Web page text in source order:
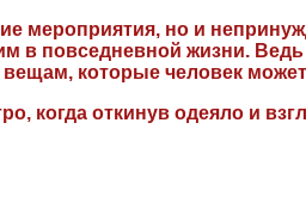
мероприятия, но и
в повседневной жизни.
вещам, которые человек
когда откинув одеяло и